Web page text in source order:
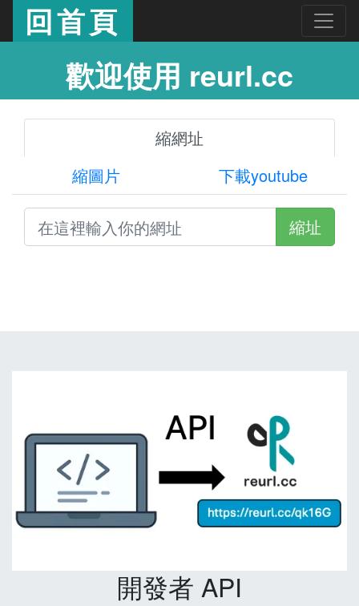
回首頁
歡迎使用 reurl.cc
縮網址
縮圖片
下載youtube
縮址
開發者 API